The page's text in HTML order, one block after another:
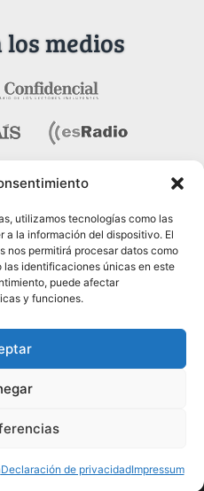
utilizamos tecnologías como las
la información del dispositivo. El
nos permitirá procesar datos como
identificaciones únicas en este
puede afectar
y funciones.
Declaración de privacidadImpressum
los medios
nº 10, bajo dcha. 28006
Cinteco |